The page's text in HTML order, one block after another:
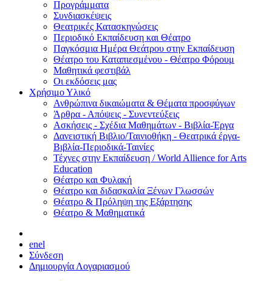
Προγράμματα
Συνδιασκέψεις
Θεατρικές Κατασκηνώσεις
Περιοδικό Εκπαίδευση και Θέατρο
Παγκόσμια Ημέρα Θεάτρου στην Εκπαίδευση
Θέατρο του Καταπιεσμένου - Θέατρο Φόρουμ
Μαθητικά φεστιβάλ
Οι εκδόσεις μας
Χρήσιμο Υλικό
Ανθρώπινα δικαιώματα & Θέματα προσφύγων
Άρθρα - Απόψεις - Συνεντεύξεις
Ασκήσεις - Σχέδια Μαθημάτων - Βιβλία-Έργα
Δανειστική Βιβλιο/Ταινιοθήκη - Θεατρικά έργα-
Βιβλία-Περιοδικά-Ταινίες
Τέχνες στην Εκπαίδευση / World Allience for Arts
Education
Θέατρο και Φυλακή
Θέατρο και διδασκαλία Ξένων Γλωσσών
Θέατρο & Πρόληψη της Εξάρτησης
Θέατρο & Μαθηματικά
enel
Σύνδεση
Δημιουργία Λογαριασμού